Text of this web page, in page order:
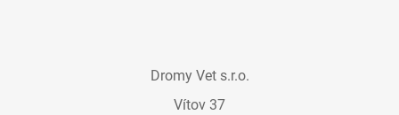
Dromy Vet s.r.o.
Vítov 37